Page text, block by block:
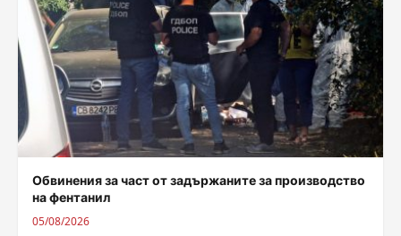
Обвинения за част от задържаните за производство
на фентанил
05/08/2026